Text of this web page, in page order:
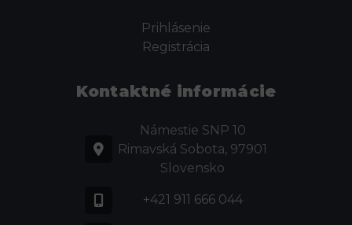
Prihlásenie
Registrácia
Kontaktné informácie
Námestie SNP 10
Rimavská Sobota, 97901
Slovensko
+421 911 666 044